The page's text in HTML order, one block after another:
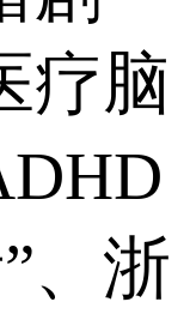
疗脑
、浙